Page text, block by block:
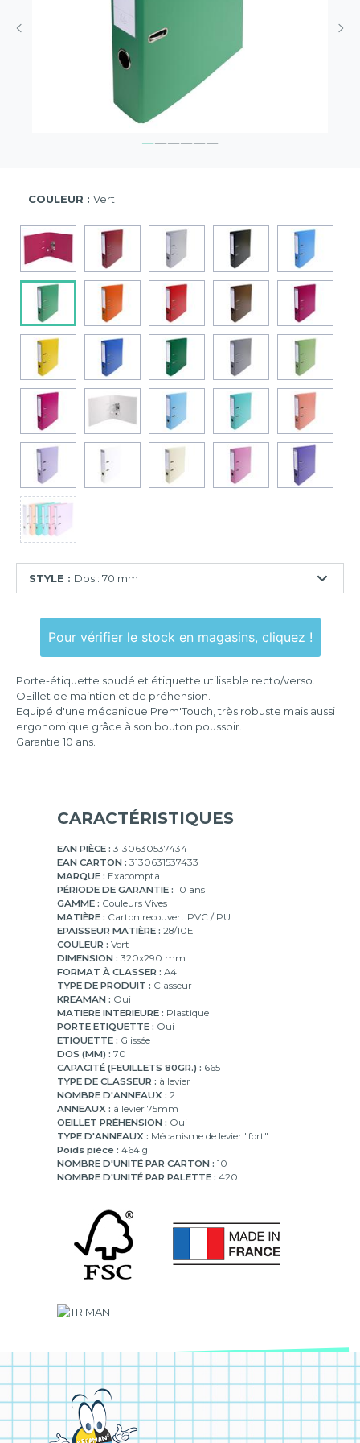
COULEUR : Vert
STYLE : Dos : 70 mm
mm
Dos
:
70
mm
Pour vérifier le stock en magasins, cliquez !
Porte-étiquette soudé et étiquette utilisable recto/verso.
OEillet de maintien et de préhension.
Equipé d'une mécanique Prem'Touch, très robuste mais aussi
ergonomique grâce à son bouton poussoir.
Garantie 10 ans.
CARACTÉRISTIQUES
EAN PIÈCE : 3130630537434
EAN CARTON : 3130631537433
MARQUE : Exacompta
PÉRIODE DE GARANTIE : 10 ans
GAMME : Couleurs Vives
MATIÈRE : Carton recouvert PVC / PU
EPAISSEUR MATIÈRE : 28/10E
COULEUR : Vert
DIMENSION : 320x290 mm
FORMAT À CLASSER : A4
TYPE DE PRODUIT : Classeur
KREAMAN : Oui
MATIERE INTERIEURE : Plastique
PORTE ETIQUETTE : Oui
ETIQUETTE : Glissée
DOS (MM) : 70
CAPACITÉ (FEUILLETS 80GR.) : 665
TYPE DE CLASSEUR : à levier
NOMBRE D'ANNEAUX : 2
ANNEAUX : à levier 75mm
OEILLET PRÉHENSION : Oui
TYPE D'ANNEAUX : Mécanisme de levier "fort"
Poids pièce : 464 g
NOMBRE D'UNITÉ PAR CARTON : 10
NOMBRE D'UNITÉ PAR PALETTE : 420